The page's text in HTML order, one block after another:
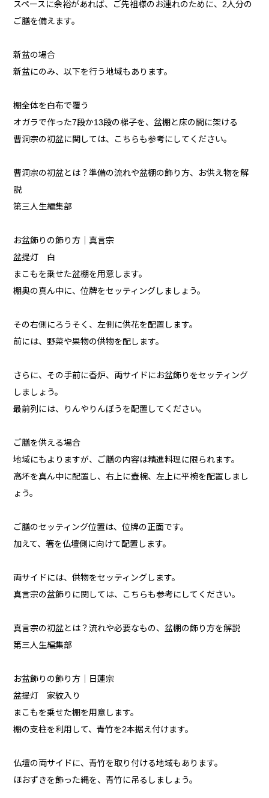
スペースに余裕があれば、ご先祖様のお連れのために、2人分の
ご膳を備えます。
新盆の場合
新盆にのみ、以下を行う地域もあります。
棚全体を白布で覆う
オガラで作った7段か13段の梯子を、盆棚と床の間に架ける
曹洞宗の初盆に関しては、こちらも参考にしてください。
曹洞宗の初盆とは？準備の流れや盆棚の飾り方、お供え物を解
説
第三人生編集部
お盆飾りの飾り方｜真言宗
盆提灯 白
まこもを乗せた盆棚を用意します。
棚奥の真ん中に、位牌をセッティングしましょう。
その右側にろうそく、左側に供花を配置します。
前には、野菜や果物の供物を配します。
さらに、その手前に香炉、両サイドにお盆飾りをセッティング
しましょう。
最前列には、りんやりんぼうを配置してください。
ご膳を供える場合
地域にもよりますが、ご膳の内容は精進料理に限られます。
高坏を真ん中に配置し、右上に壺椀、左上に平椀を配置しまし
ょう。
ご膳のセッティング位置は、位牌の正面です。
加えて、箸を仏壇側に向けて配置します。
両サイドには、供物をセッティングします。
真言宗の盆飾りに関しては、こちらも参考にしてください。
真言宗の初盆とは？流れや必要なもの、盆棚の飾り方を解説
第三人生編集部
お盆飾りの飾り方｜日蓮宗
盆提灯 家紋入り
まこもを乗せた棚を用意します。
棚の支柱を利用して、青竹を2本据え付けます。
仏壇の両サイドに、青竹を取り付ける地域もあります。
ほおずきを飾った縄を、青竹に吊るしましょう。